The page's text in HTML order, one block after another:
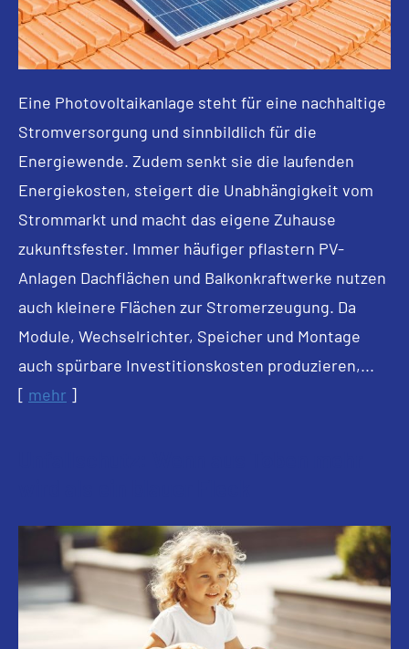
Eine Photovoltaikanlage steht für eine nachhaltige
Stromversorgung und sinnbildlich für die
Energiewende. Zudem senkt sie die laufenden
Energiekosten, steigert die Unabhängigkeit vom
Strommarkt und macht das eigene Zuhause
zukunftsfester. Immer häufiger pflastern PV-
Anlagen Dachflächen und Balkonkraftwerke nutzen
auch kleinere Flächen zur Stromerzeugung. Da
Module, Wechselrichter, Speicher und Montage
auch spürbare Investitionskosten produzieren,...
[ mehr ]